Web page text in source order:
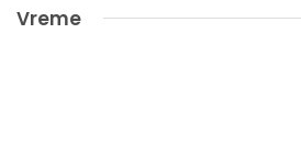
Vreme